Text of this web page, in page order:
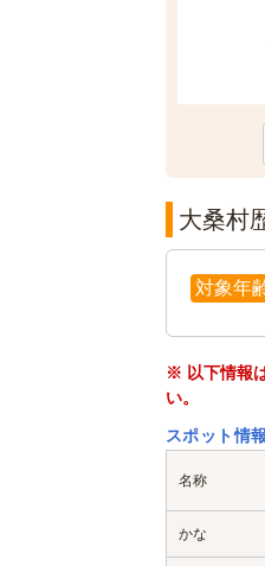
大桑村
対象年
※ 以下情報
い。
スポット情
名称
かな